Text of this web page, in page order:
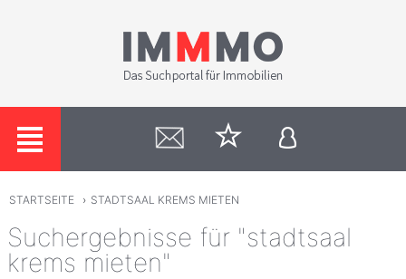
STARTSEITE › STADTSAAL KREMS MIETEN
Suchergebnisse für "stadtsaal
krems mieten"